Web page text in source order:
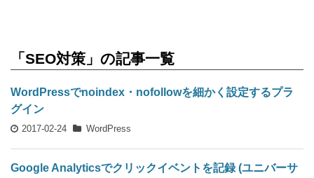
「SEO対策」の記事一覧
WordPressでnoindex・nofollowを細かく設定するプラ
グイン
2017-02-24 WordPress
Google Analyticsでクリックイベントを記録 (ユニバーサ